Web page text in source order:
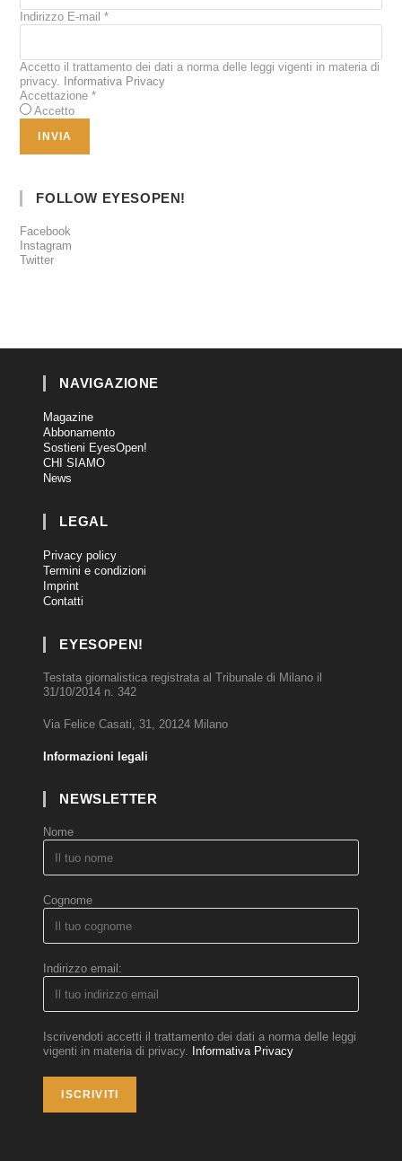
Indirizzo E-mail*
Accetto il trattamento dei dati a norma delle leggi vigenti in materia di
privacy.
Informativa Privacy
Accettazione*
Accetto
FOLLOW EYESOPEN!
Facebook
Instagram
Twitter
NAVIGAZIONE
Magazine
Abbonamento
Sostieni EyesOpen!
CHI SIAMO
News
LEGAL
Privacy policy
Termini e condizioni
Imprint
Contatti
EYESOPEN!
Testata giornalistica registrata al Tribunale di Milano il
31/10/2014 n. 342
Via Felice Casati, 31, 20124 Milano
Informazioni legali
NEWSLETTER
Nome
Cognome
Indirizzo email:
Iscrivendoti accetti il trattamento dei dati a norma delle leggi
vigenti in materia di privacy. Informativa Privacy